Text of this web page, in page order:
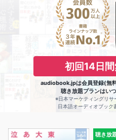
初回14日
audiobook.jpは会員登録(無
聴き放題プランはい
※日本マーケティングリ
日本語オーディオブック
聴き放